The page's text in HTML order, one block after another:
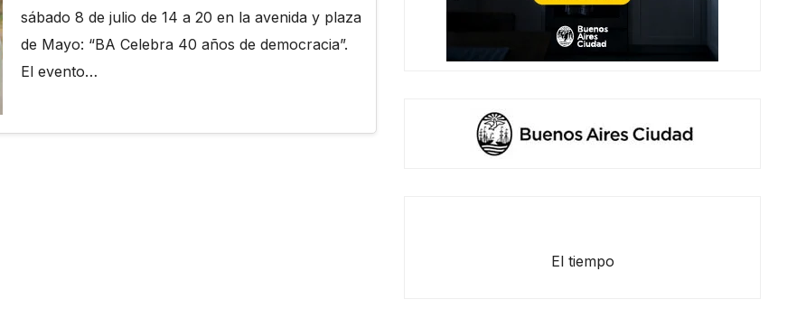
sábado 8 de julio de 14 a 20 en la avenida y plaza
de Mayo: “BA Celebra 40 años de democracia”.
El evento…
El tiempo